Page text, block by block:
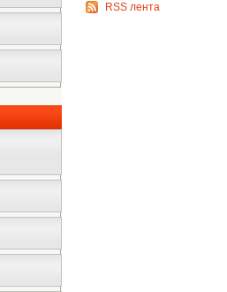
RSS лента